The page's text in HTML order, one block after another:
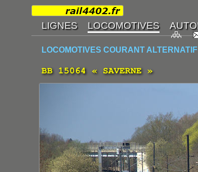
LOCOMOTIVES COURANT ALTERNATIF
BB 15064 « SAVERNE »